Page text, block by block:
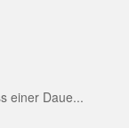
einer Daue...